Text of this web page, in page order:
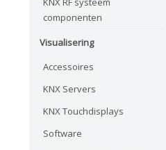
componenten
Visualisering
Accessoires
KNX Servers
KNX Touchdisplays
Software